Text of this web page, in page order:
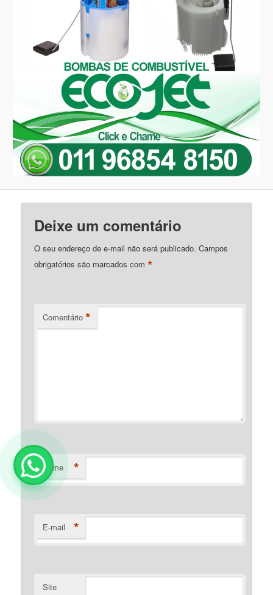
Deixe um comentário
O seu endereço de e-mail não será publicado. Campos
obrigatórios são marcados com*
Comentário *
Nome *
E-mail *
Site